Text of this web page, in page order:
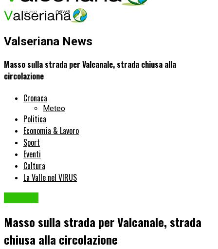
Valseriana News
Masso sulla strada per Valcanale, strada chiusa alla
circolazione
Cronaca
Meteo
Politica
Economia & Lavoro
Sport
Eventi
Cultura
La Valle nel VIRUS
Masso sulla strada per Valcanale, strada
chiusa alla circolazione